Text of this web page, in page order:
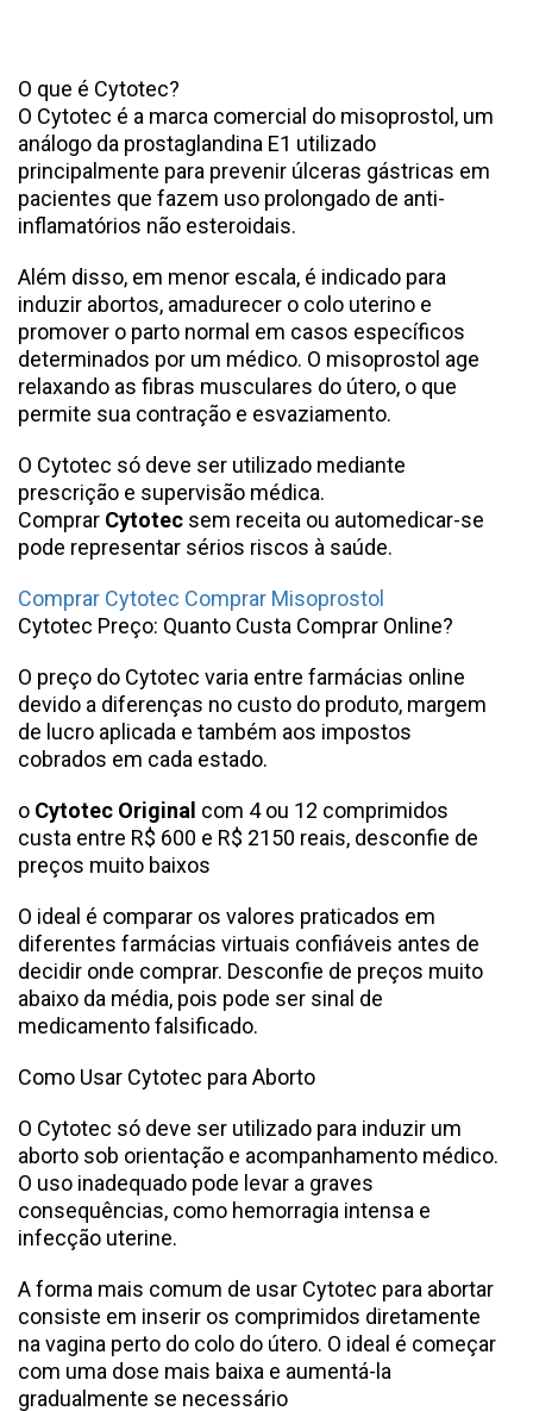
O que é Cytotec?
O Cytotec é a marca comercial do misoprostol, um
análogo da prostaglandina E1 utilizado
principalmente para prevenir úlceras gástricas em
pacientes que fazem uso prolongado de anti-
inflamatórios não esteroidais.
Além disso, em menor escala, é indicado para
induzir abortos, amadurecer o colo uterino e
promover o parto normal em casos específicos
determinados por um médico. O misoprostol age
relaxando as fibras musculares do útero, o que
permite sua contração e esvaziamento.
O Cytotec só deve ser utilizado mediante
prescrição e supervisão médica.
Comprar Cytotec sem receita ou automedicar-se
pode representar sérios riscos à saúde.
Comprar Cytotec Comprar Misoprostol
Cytotec Preço: Quanto Custa Comprar Online?
O preço do Cytotec varia entre farmácias online
devido a diferenças no custo do produto, margem
de lucro aplicada e também aos impostos
cobrados em cada estado.
o Cytotec Original com 4 ou 12 comprimidos
custa entre R$ 600 e R$ 2150 reais, desconfie de
preços muito baixos
O ideal é comparar os valores praticados em
diferentes farmácias virtuais confiáveis antes de
decidir onde comprar. Desconfie de preços muito
abaixo da média, pois pode ser sinal de
medicamento falsificado.
Como Usar Cytotec para Aborto
O Cytotec só deve ser utilizado para induzir um
aborto sob orientação e acompanhamento médico.
O uso inadequado pode levar a graves
consequências, como hemorragia intensa e
infecção uterine.
A forma mais comum de usar Cytotec para abortar
consiste em inserir os comprimidos diretamente
na vagina perto do colo do útero. O ideal é começar
com uma dose mais baixa e aumentá-la
gradualmente se necessário